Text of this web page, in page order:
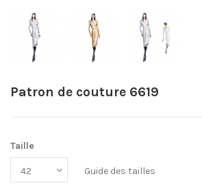
Patron de couture 6619
Taille
Guide des tailles